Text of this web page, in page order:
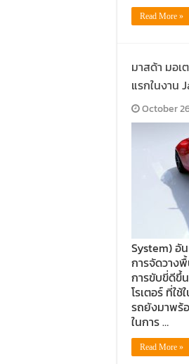
Read More »
มาสด้า มอเ
แรกในงาน
October
System) อั
การจัดวาง
การขับขี่ดีขึ้
โรเตอร์ ที่ใ
รถยังมาพร้
ในการ …
Read More »